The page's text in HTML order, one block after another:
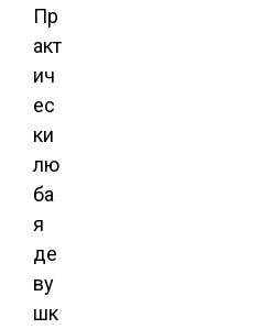
Пр
акт
ич
ес
ки
лю
ба
я
де
ву
шк